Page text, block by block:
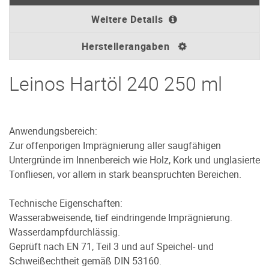
Weitere Details
Herstellerangaben
Leinos Hartöl 240 250 ml
Anwendungsbereich:
Zur offenporigen Imprägnierung aller saugfähigen
Untergründe im Innenbereich wie Holz, Kork und unglasierte
Tonfliesen, vor allem in stark beanspruchten Bereichen.
Technische Eigenschaften:
Wasserabweisende, tief eindringende Imprägnierung.
Wasserdampfdurchlässig.
Geprüft nach EN 71, Teil 3 und auf Speichel- und
Schweißechtheit gemäß DIN 53160.